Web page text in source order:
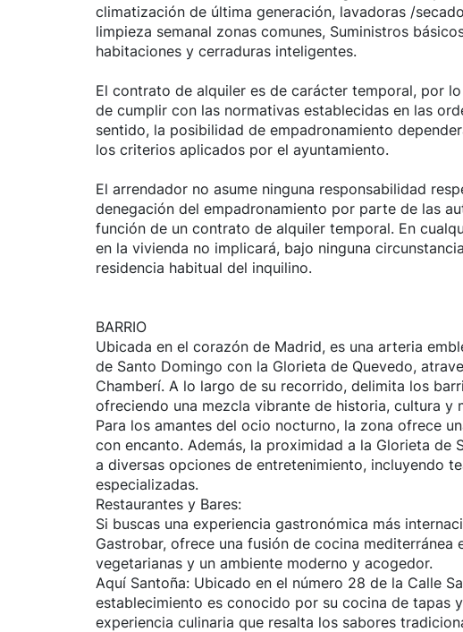
climatización de última generación, lavadoras /
limpieza semanal zonas comunes, Suministros
habitaciones y cerraduras inteligentes.
El contrato de alquiler es de carácter temporal, por
de cumplir con las normativas establecidas en las
sentido, la posibilidad de empadronamiento
los criterios aplicados por el ayuntamiento.
El arrendador no asume ninguna responsabilidad
denegación del empadronamiento por parte de las
función de un contrato de alquiler temporal. En
en la vivienda no implicará, bajo ninguna
residencia habitual del inquilino.
BARRIO
Ubicada en el corazón de Madrid, es una arteria
de Santo Domingo con la Glorieta de Quevedo,
Chamberí. A lo largo de su recorrido, delimita los
ofreciendo una mezcla vibrante de historia, cultura y
Para los amantes del ocio nocturno, la zona ofrece
con encanto. Además, la proximidad a la Glorieta de
a diversas opciones de entretenimiento, incluyendo
especializadas.
Restaurantes y Bares:
Si buscas una experiencia gastronómica más
Gastrobar, ofrece una fusión de cocina mediterránea
vegetarianas y un ambiente moderno y acogedor.
Aquí Santoña: Ubicado en el número 28 de la Calle
establecimiento es conocido por su cocina de tapas
experiencia culinaria que resalta los sabores